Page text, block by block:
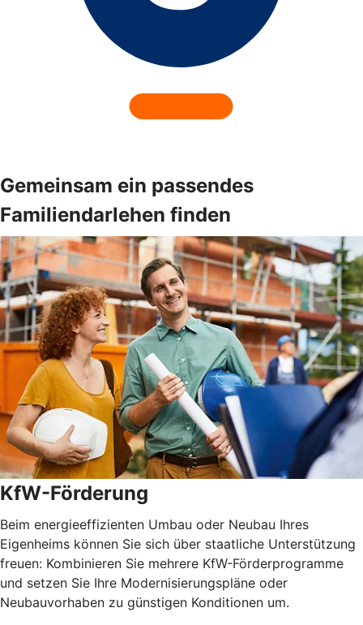
Gemeinsam ein passendes
Familiendarlehen finden
KfW-Förderung
Beim energieeffizienten Umbau oder Neubau Ihres
Eigenheims können Sie sich über staatliche Unterstützung
freuen: Kombinieren Sie mehrere KfW-Förderprogramme
und setzen Sie Ihre Modernisierungspläne oder
Neubauvorhaben zu günstigen Konditionen um.